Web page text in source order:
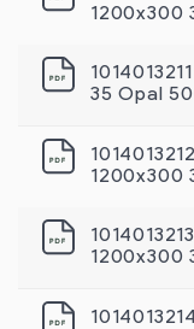
1200х300
35 Opal
1200х300
1200х300